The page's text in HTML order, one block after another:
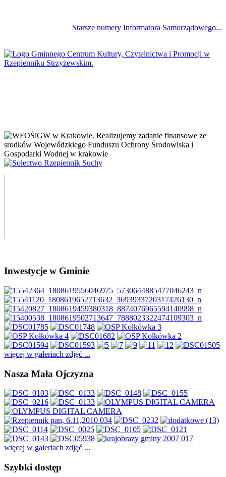
Starsze numery Informatora Samorządowego...
Inwestycje w Gminie
więcej w galeriach zdjęć ...
Nasza Mała Ojczyzna
więcej w galeriach zdjęć ...
Szybki dostęp